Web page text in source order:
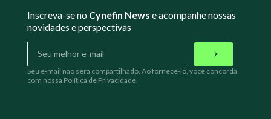
Inscreva-se no Cynefin News e acompanhe nossas
novidades e perspectivas
Seu e-mail não será compartilhado. Ao fornecê-lo, você concorda
com nossa Política de Privacidade.